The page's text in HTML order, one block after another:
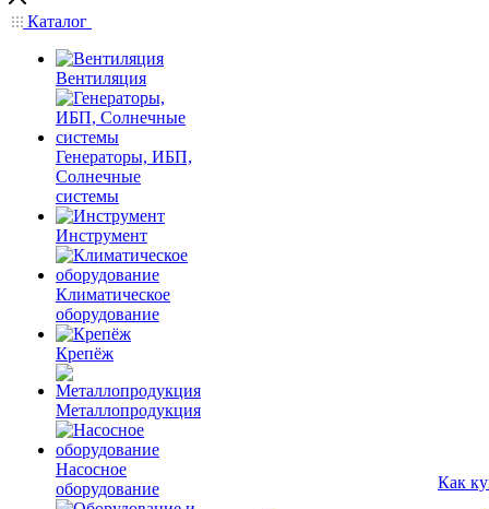
Каталог
Вентиляция
Генераторы, ИБП,
Солнечные
системы
Инструмент
Климатическое
оборудование
Крепёж
Металлопродукция
Насосное
оборудование
Как